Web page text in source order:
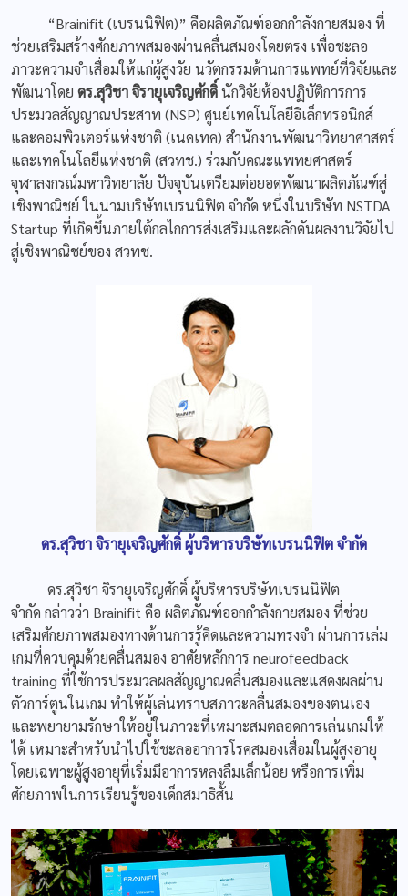
“Brainifit (เบรนนิฟิต)” คือผลิตภัณฑ์ออกกำลังกายสมอง ที่
ช่วยเสริมสร้างศักยภาพสมองผ่านคลื่นสมองโดยตรง เพื่อชะลอ
ภาวะความจำเสื่อมให้แก่ผู้สูงวัย นวัตกรรมด้านการแพทย์ที่วิจัยและ
พัฒนาโดย ดร.สุวิชา จิรายุเจริญศักดิ์นักวิจัยห้องปฏิบัติการการ
ประมวลสัญญาณประสาท (NSP) ศูนย์เทคโนโลยีอิเล็กทรอนิกส์
และคอมพิวเตอร์แห่งชาติ (เนคเทค) สำนักงานพัฒนาวิทยาศาสตร์
และเทคโนโลยีแห่งชาติ (สวทช.) ร่วมกับคณะแพทยศาสตร์
จุฬาลงกรณ์มหาวิทยาลัย ปัจจุบันเตรียมต่อยอดพัฒนาผลิตภัณฑ์สู่
เชิงพาณิชย์ ในนามบริษัทเบรนนิฟิต จำกัด หนึ่งในบริษัท NSTDA
Startup ที่เกิดขึ้นภายใต้กลไกการส่งเสริมและผลักดันผลงานวิจัยไป
สู่เชิงพาณิชย์ของ สวทช.
ดร.สุวิชา จิรายุเจริญศักดิ์ ผู้บริหารบริษัทเบรนนิฟิต จำกัด
ดร.สุวิชา จิรายุเจริญศักดิ์ ผู้บริหารบริษัทเบรนนิฟิต
จำกัด กล่าวว่า Brainifit คือ ผลิตภัณฑ์ออกกำลังกายสมอง ที่ช่วย
เสริมศักยภาพสมองทางด้านการรู้คิดและความทรงจำ ผ่านการเล่ม
เกมที่ควบคุมด้วยคลื่นสมอง อาศัยหลักการ neurofeedback
training ที่ใช้การประมวลผลสัญญาณคลื่นสมองและแสดงผลผ่าน
ตัวการ์ตูนในเกม ทำให้ผู้เล่นทราบสภาวะคลื่นสมองของตนเอง
และพยายามรักษาให้อยู่ในภาวะที่เหมาะสมตลอดการเล่นเกมให้
ได้ เหมาะสำหรับนำไปใช้ชะลออาการโรคสมองเสื่อมในผู้สูงอายุ
โดยเฉพาะผู้สูงอายุที่เริ่มมีอาการหลงลืมเล็กน้อย หรือการเพิ่ม
ศักยภาพในการเรียนรู้ของเด็กสมาธิสั้น